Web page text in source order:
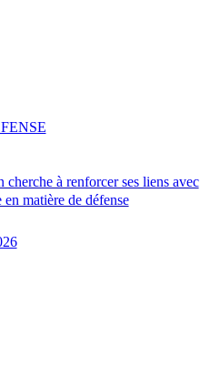
cherche à renforcer ses liens avec
en matière de défense